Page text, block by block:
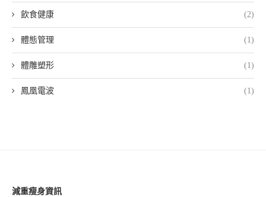
飲食健康 (2)
體態管理 (1)
體雕塑形 (1)
鳳凰電波 (1)
減重瘦身資訊